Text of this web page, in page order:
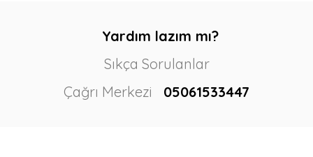
Yardım lazım mı?
Sıkça Sorulanlar
Çağrı Merkezi
05061533447